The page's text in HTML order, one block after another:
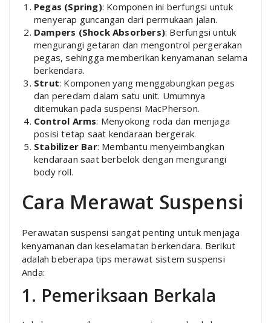
Pegas (Spring): Komponen ini berfungsi untuk
menyerap guncangan dari permukaan jalan.
Dampers (Shock Absorbers): Berfungsi untuk
mengurangi getaran dan mengontrol pergerakan
pegas, sehingga memberikan kenyamanan selama
berkendara.
Strut: Komponen yang menggabungkan pegas
dan peredam dalam satu unit. Umumnya
ditemukan pada suspensi MacPherson.
Control Arms: Menyokong roda dan menjaga
posisi tetap saat kendaraan bergerak.
Stabilizer Bar: Membantu menyeimbangkan
kendaraan saat berbelok dengan mengurangi
body roll.
Cara Merawat Suspensi
Perawatan suspensi sangat penting untuk menjaga
kenyamanan dan keselamatan berkendara. Berikut
adalah beberapa tips merawat sistem suspensi
Anda:
1. Pemeriksaan Berkala